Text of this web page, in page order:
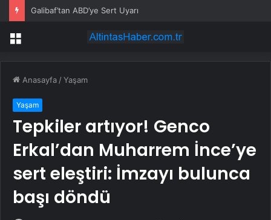
Galibaf’tan ABD’ye Sert Uyarı
Menü
Anasayfa /Yaşam
Yaşam
Tepkiler artıyor! Genco
Erkal’dan Muharrem İnce’ye
sert eleştiri: İmzayı bulunca
başı döndü